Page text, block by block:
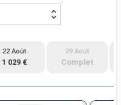
22 Août
1 029 €
29 Août
Complet